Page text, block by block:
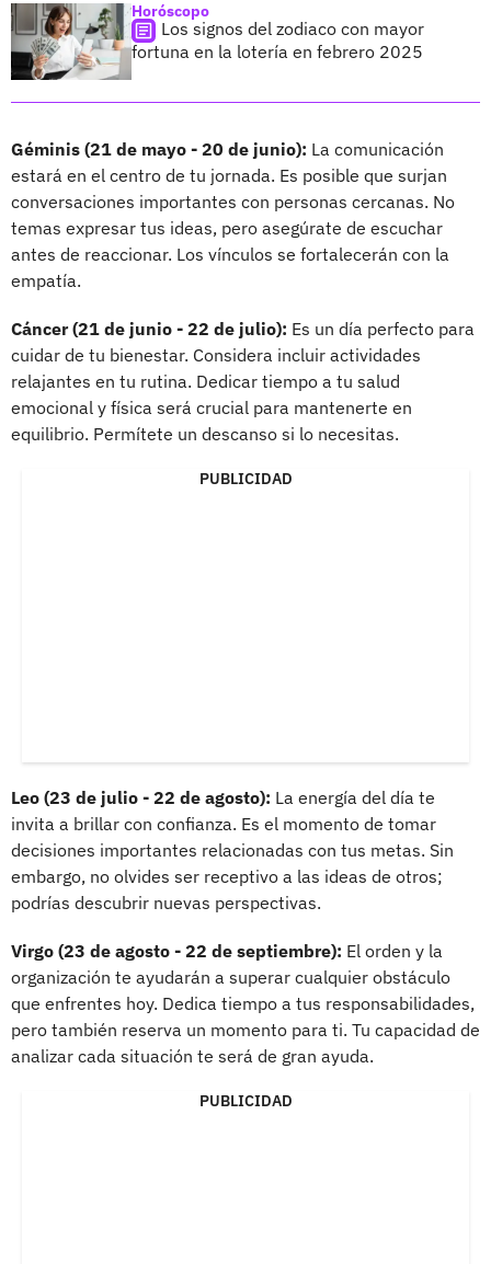
Horóscopo
Los signos del zodiaco con mayor
fortuna en la lotería en febrero 2025
Géminis (21 de mayo - 20 de junio): La comunicación
estará en el centro de tu jornada. Es posible que surjan
conversaciones importantes con personas cercanas. No
temas expresar tus ideas, pero asegúrate de escuchar
antes de reaccionar. Los vínculos se fortalecerán con la
empatía.
Cáncer (21 de junio - 22 de julio): Es un día perfecto para
cuidar de tu bienestar. Considera incluir actividades
relajantes en tu rutina. Dedicar tiempo a tu salud
emocional y física será crucial para mantenerte en
equilibrio. Permítete un descanso si lo necesitas.
PUBLICIDAD
Leo (23 de julio - 22 de agosto): La energía del día te
invita a brillar con confianza. Es el momento de tomar
decisiones importantes relacionadas con tus metas. Sin
embargo, no olvides ser receptivo a las ideas de otros;
podrías descubrir nuevas perspectivas.
Virgo (23 de agosto - 22 de septiembre): El orden y la
organización te ayudarán a superar cualquier obstáculo
que enfrentes hoy. Dedica tiempo a tus responsabilidades,
pero también reserva un momento para ti. Tu capacidad de
analizar cada situación te será de gran ayuda.
PUBLICIDAD